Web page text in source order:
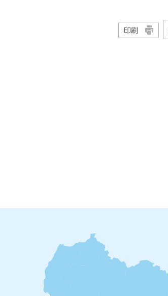
印刷